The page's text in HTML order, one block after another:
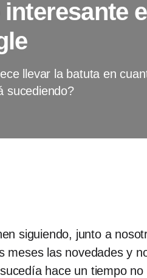
llevar la batuta en
sucediendo?
siguiendo, junto a
meses las novedades y
hace un tiempo